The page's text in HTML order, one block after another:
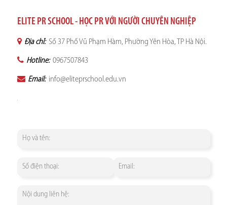
ELITE PR SCHOOL - HỌC PR VỚI NGƯỜI CHUYÊN NGHIỆP
Địa chỉ: Số 37 Phố Vũ Phạm Hàm, Phường Yên Hòa, TP Hà Nội.
Hotline: 0967507843
Email: info@eliteprschool.edu.vn